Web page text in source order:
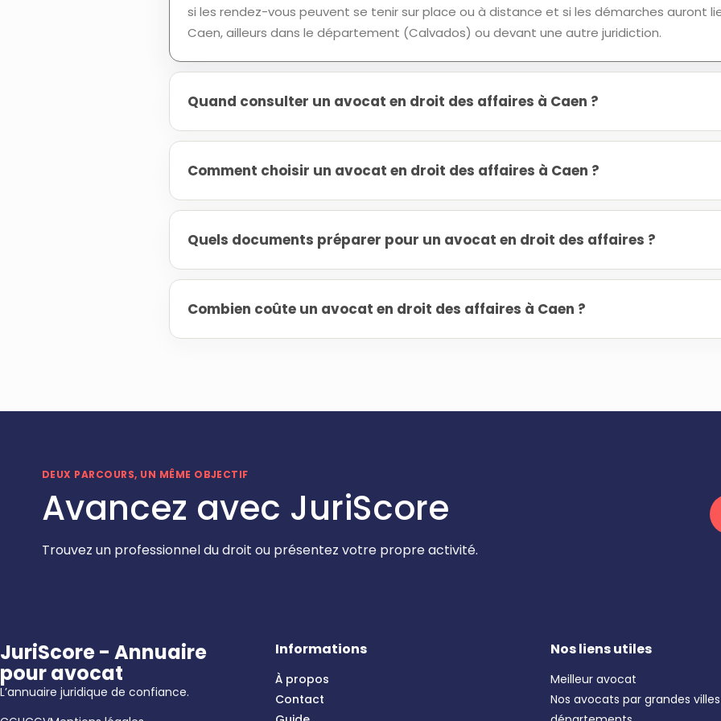
si les rendez-vous peuvent se tenir sur place ou à distance et si les démarches auront
Caen, ailleurs dans le département (Calvados) ou devant une autre juridiction.
Quand consulter un avocat en droit des affaires à Caen ?
Comment choisir un avocat en droit des affaires à Caen ?
Quels documents préparer pour un avocat en droit des affaires ?
Combien coûte un avocat en droit des affaires à Caen ?
DEUX PARCOURS, UN MÊME OBJECTIF
Avancez avec JuriScore
Trouvez un professionnel du droit ou présentez votre propre activité.
JuriScore - Annuaire
pour avocat
L’annuaire juridique de confiance.
Informations
À propos
Contact
Nos liens utiles
Meilleur avocat
Nos avocats par grandes